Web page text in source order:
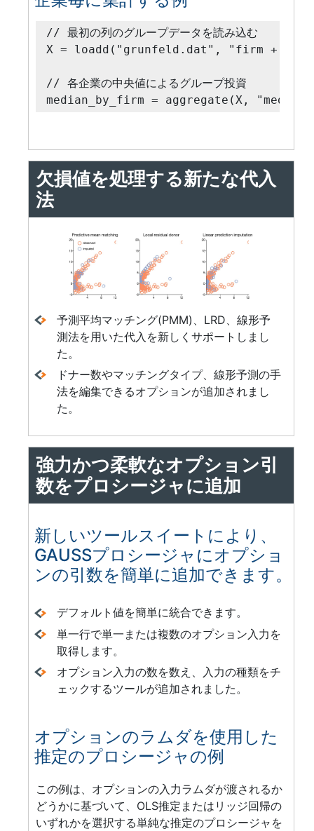
// 最初の列のグループデータを読み込む
X = loadd("grunfeld.dat", "firm +
// 各企業の中央値によるグループ投資
median_by_firm = aggregate(X,
欠損値を処理する新たな代入
法
予測平均マッチング(PMM)、LRD、線形予
測法を用いた代入を新しくサポートしまし
た。
ドナー数やマッチングタイプ、線形予測の手
法を編集できるオプションが追加されまし
た。
強力かつ柔軟なオプション引
数をプロシージャに追加
新しいツールスイートにより、
GAUSSプロシージャにオプショ
ンの引数を簡単に追加できます。
デフォルト値を簡単に統合できます。
単一行で単一または複数のオプション入力を
取得します。
オプション入力の数を数え、入力の種類をチ
ェックするツールが追加されました。
オプションのラムダを使用した
推定のプロシージャの例
この例は、オプションの入力ラムダが渡されるか
どうかに基づいて、OLS推定またはリッジ回帰の
いずれかを選択する単純な推定のプロシージャを